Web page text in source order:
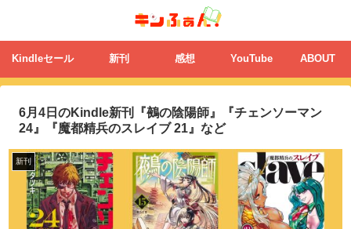
Kindleセール 新刊 感想 YouTube ABOUT
6月4日のKindle新刊『鵺の陰陽師』『チェンソーマン
24』『魔都精兵のスレイブ 21』など
新刊